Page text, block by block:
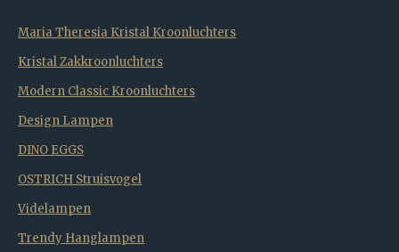
Maria Theresia Kristal Kroonluchters
Kristal Zakkroonluchters
Modern Classic Kroonluchters
Design Lampen
DINO EGGS
OSTRICH Struisvogel
Videlampen
Trendy Hanglampen